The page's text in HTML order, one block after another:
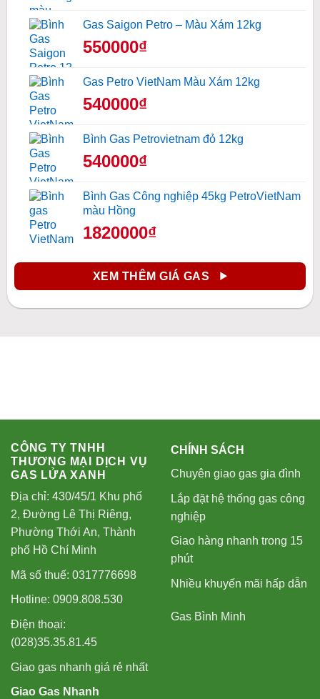
Gas Saigon Petro – Màu Xám 12kg
550000₫
Gas Petro VietNam Màu Xám 12kg
540000₫
Bình Gas Petrovietnam đỏ 12kg
540000₫
Bình Gas Công nghiệp 45kg PetroVietNam
màu Hồng
1820000₫
XEM THÊM GIÁ GAS
CÔNG TY TNHH
THƯƠNG MẠI DỊCH VỤ
GAS LỬA XANH
Địa chỉ: 430/45/1 Khu phố
2, Đường Lê Thị Riêng,
Phường Thới An, Thành
phố Hồ Chí Minh
Mã số thuế: 0317776698
Hotline: 0909.808.530
Điện thoại:
(028)35.35.81.45
Giao gas nhanh giá rẻ nhất
Giao Gas Nhanh
CHÍNH SÁCH
Chuyên giao gas gia đình
Lắp đặt hệ thống gas công
nghiệp
Giao hàng nhanh trong 15
phút
Nhiều khuyến mãi hấp dẫn
Gas Bình Minh